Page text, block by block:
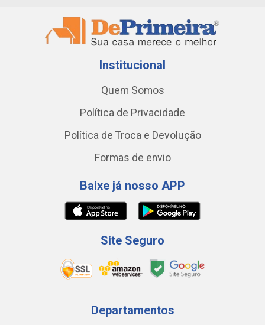
Institucional
Quem Somos
Política de Privacidade
Política de Troca e Devolução
Formas de envio
Baixe já nosso APP
Site Seguro
Departamentos